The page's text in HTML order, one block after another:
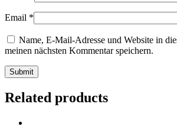
Email *
Name, E-Mail-Adresse und Website in
meinen nächsten Kommentar speichern.
Related products